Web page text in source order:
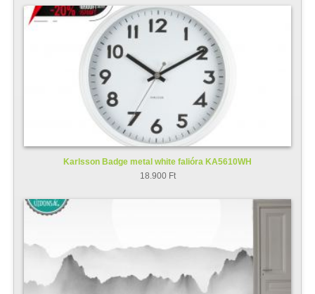
Karlsson Badge metal white falióra KA5610WH
18.900 Ft